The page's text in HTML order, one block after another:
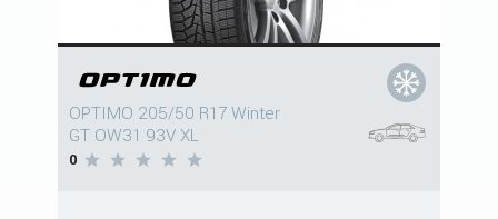
OPTIMO 205/50 R17 Winter
GT OW31 93V XL
0